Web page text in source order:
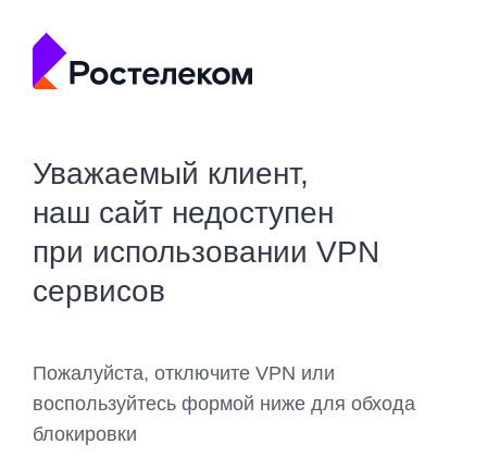
Уважаемый клиент,
наш сайт недоступен
при использовании VPN
сервисов
Пожалуйста, отключите VPN или
воспользуйтесь формой ниже для обхода
блокировки